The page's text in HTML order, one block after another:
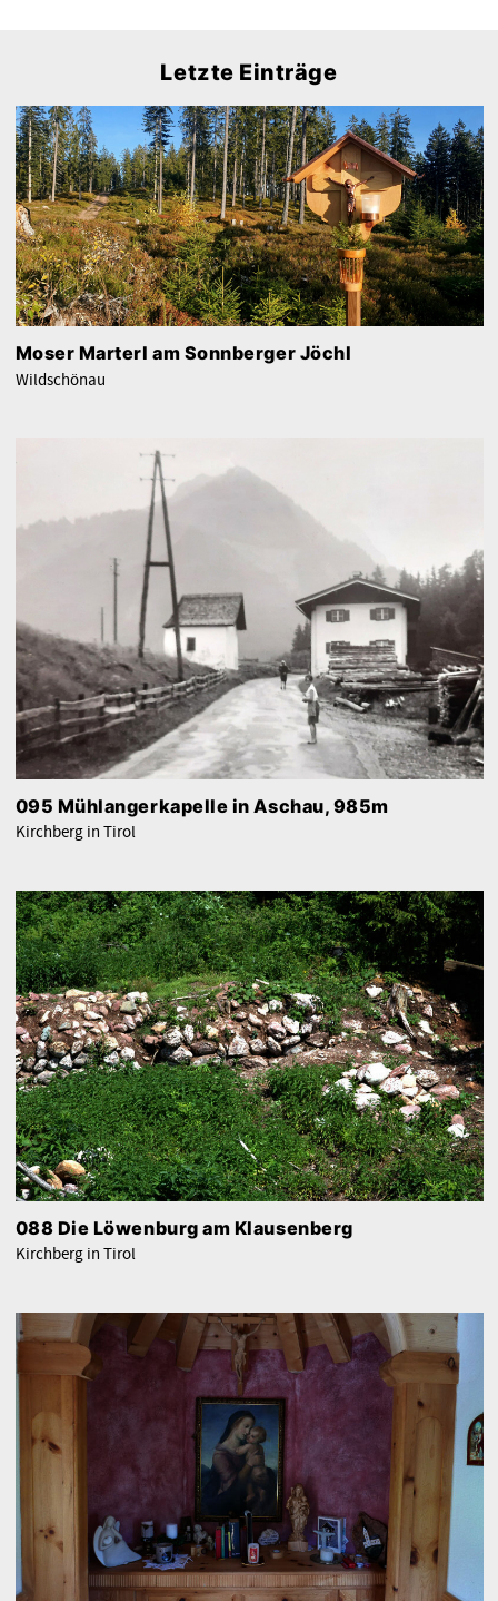
Letzte Einträge
Moser Marterl am Sonnberger Jöchl
Wildschönau
095 Mühlangerkapelle in Aschau, 985m
Kirchberg in Tirol
088 Die Löwenburg am Klausenberg
Kirchberg in Tirol